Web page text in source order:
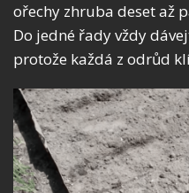
ořechy zhruba deset až
Do jedné řady vždy
protože každá z odrůd